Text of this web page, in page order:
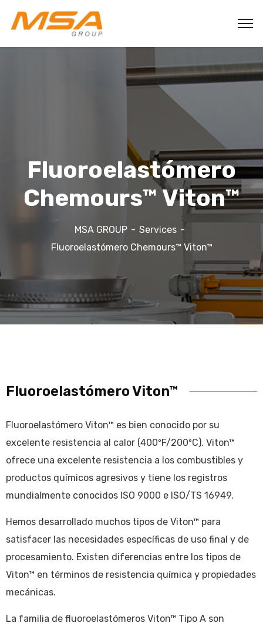
Fluoroelastómero
Chemours™ Viton™
MSA GROUP
Services
Fluoroelastómero Chemours™ Viton™
Fluoroelastómero Viton™
Fluoroelastómero Viton™ es bien conocido por su
excelente resistencia al calor (400ºF/200ºC). Viton™
ofrece una excelente resistencia a los combustibles y
productos químicos agresivos y tiene los registros
mundialmente conocidos ISO 9000 e ISO/TS 16949.
Hemos desarrollado muchos tipos de Viton™ para
satisfacer las necesidades específicas de uso final y de
procesamiento. Existen diferencias entre los tipos de
Viton™ en términos de resistencia química y propiedades
mecánicas.
La familia de fluoroelastómeros Viton™ Tipo A son